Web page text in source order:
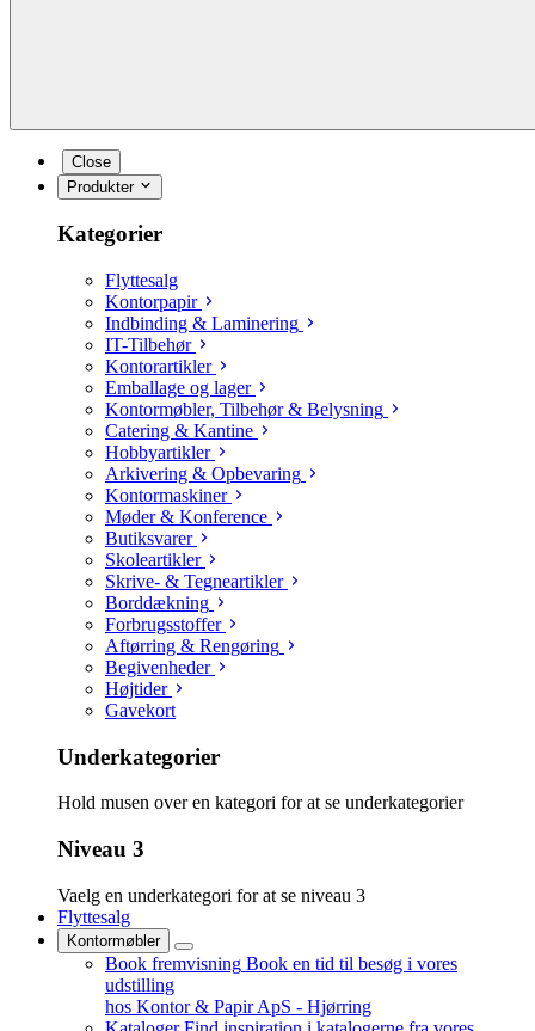
Close
Produkter
Kategorier
Flyttesalg
Kontorpapir
Indbinding & Laminering
IT-Tilbehør
Kontorartikler
Emballage og lager
Kontormøbler, Tilbehør & Belysning
Catering & Kantine
Hobbyartikler
Arkivering & Opbevaring
Kontormaskiner
Møder & Konference
Butiksvarer
Skoleartikler
Skrive- & Tegneartikler
Borddækning
Forbrugsstoffer
Aftørring & Rengøring
Begivenheder
Højtider
Gavekort
Underkategorier
Hold musen over en kategori for at se underkategorier
Niveau 3
Vaelg en underkategori for at se niveau 3
Flyttesalg
Kontormøbler
Book fremvisning Book en tid til besøg i vores
udstilling
hos Kontor & Papir ApS - Hjørring